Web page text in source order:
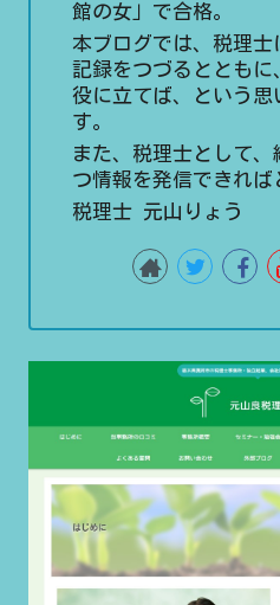
館の女」で合格。
本ブログでは、税理
記録をつづるとともに
役に立てば、という思
す。
また、税理士として
つ情報を発信できれば
税理士 元山りょう